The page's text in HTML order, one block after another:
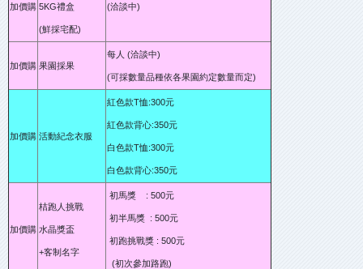
加價購 5KG禮盒
(鮮採宅配)
(洽談中)
加價購 果園採果
每人 (洽談中)
(可採數量品種依各果園約定數量而定)
加價購 活動紀念衣服
紅色款T恤:300元
紅色款背心:350元
白色款T恤:300元
白色款背心:350元
加價購
桔跑人挑戰
水晶獎盃
+客制名字
初馬獎 : 500元
初半馬獎 : 500元
初跑挑戰獎 : 500元
(初次參加路跑)